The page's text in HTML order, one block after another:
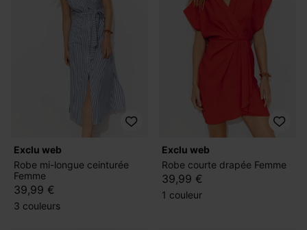
exclu web
Robe mi-longue ceinturée
Femme
39,99 €
3 couleurs
exclu web
Robe courte drapée Femme
39,99 €
1 couleur